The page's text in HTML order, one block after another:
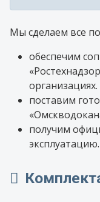
Мы сделаем все
обеспечим
организациях.
поставим
получим
эксплуатацию.